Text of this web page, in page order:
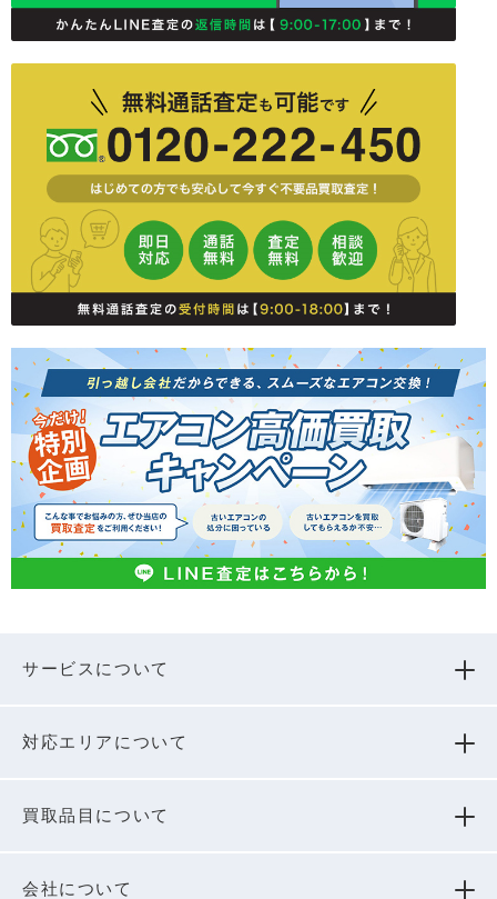
サービスについて
対応エリアについて
買取品⽬について
会社について